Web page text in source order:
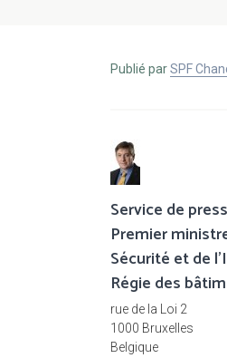
Publié parSPF
Service de
Premier
Sécurité et de
Régie des
rue de la Loi 2
1000 Bruxelles
Belgique